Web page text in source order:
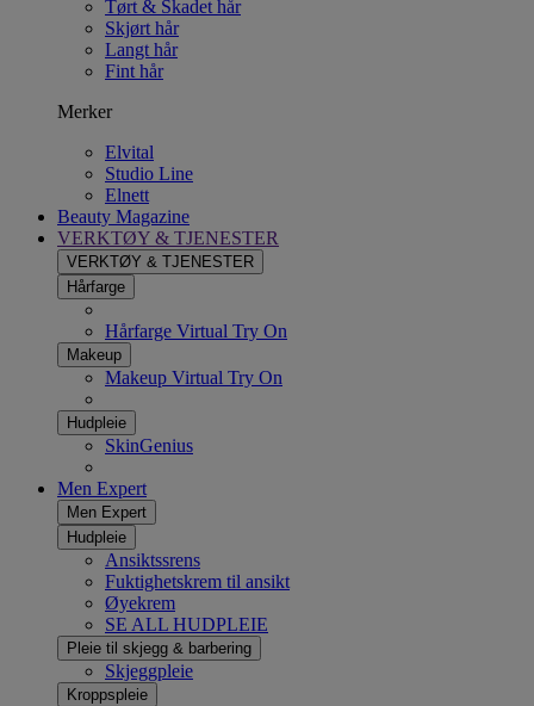
Tørt & Skadet hår
Skjørt hår
Langt hår
Fint hår
Merker
Elvital
Studio Line
Elnett
Beauty Magazine
VERKTØY & TJENESTER
VERKTØY & TJENESTER
Hårfarge
Hårfarge Virtual Try On
Makeup
Makeup Virtual Try On
Hudpleie
SkinGenius
Men Expert
Men Expert
Hudpleie
Ansiktssrens
Fuktighetskrem til ansikt
Øyekrem
SE ALL HUDPLEIE
Pleie til skjegg & barbering
Skjeggpleie
Kroppspleie